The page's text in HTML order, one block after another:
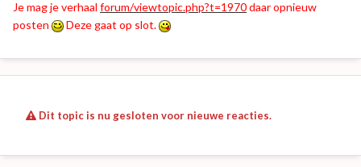
Je mag je verhaal forum/viewtopic.php?t=1970daar opnieuw
posten
Deze gaat op slot.
Dit topic is nu gesloten voor nieuwe reacties.